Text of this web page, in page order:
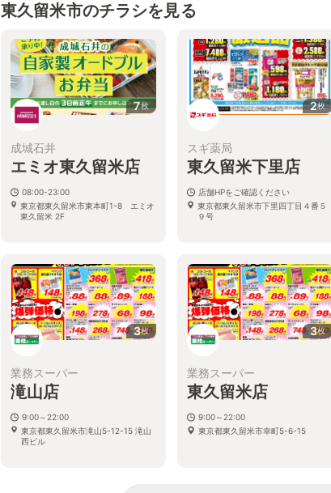
東久留米市のチラシを見る
7枚
成城石井
エミオ東久留米店
08:00-23:00
東京都東久留米市東本町1-8 エミオ
東久留米 2F
2枚
スギ薬局
東久留米下里店
店舗HPをご確認ください
東京都東久留米市下里四丁目４番５
９号
3枚
業務スーパー
滝山店
9:00～22:00
東京都東久留米市滝山5-12-15 滝山
西ビル
3枚
業務スーパー
東久留米店
9:00～22:00
東京都東久留米市幸町5-6-15